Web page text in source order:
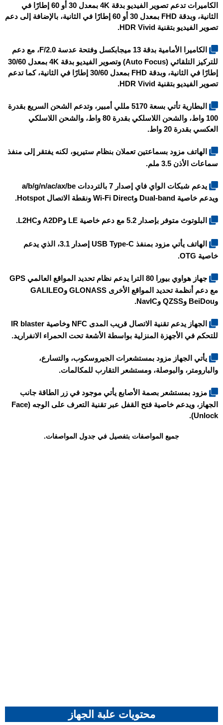
الكاميرات تدعم تصوير الفيديو بدقة 4K بمعدل 30 أو 60 إطارًا في
الثانية، وبدقة FHD بمعدل 30 أو 60 إطارًا في الثانية، بالإضافة إلى دعم
تصوير الفيديو بتقنية HDR Vivid.
الكاميرا الأمامية بدقة 13 ميجابكسل وفتحة عدسة F/2.0، مع دعم
للتركيز التلقائي (Auto Focus) وتصوير الفيديو بدقة 4K بمعدل 30/60
إطارًا في الثانية، وبدقة FHD بمعدل 30/60 إطارًا في الثانية، كما تدعم
تصوير الفيديو بتقنية HDR Vivid.
البطارية تأتي بسعة 5170 مللي أمبير، وتدعم الشحن السريع بقدرة
100 واط، والشحن اللاسلكي بقدرة 80 واط، والشحن اللاسلكي
العكسي بقدرة 20 واط.
الهاتف مزود بسماعتين تعملان بنظام ستيريو، لكنه يفتقر إلى منفذ
سماعات الأذن 3.5 ملم.
يدعم شبكات الواي فاي إصدار 7 بالترددات a/b/g/n/ac/ax/be
ويدعم خاصية Dual-band وWi-Fi Direct ونقطة الاتصال Hotspot.
البلوتوث متوفر بإصدار 5.2 مع دعم خاصية LE وA2DP وL2HC.
الهاتف يأتي مزود بمنفذ USB Type-C إصدار 3.1، الذي يدعم
خاصية OTG.
جهاز هواوي بيورا 80 الترا يدعم نظام تحديد المواقع العالمي GPS
مع دعم أنظمة تحديد المواقع الأخرى GLONASS وGALILEO
وBeiDou وQZSS وNavIC.
الجهاز يدعم تقنية الاتصال قريب المدى NFC وخاصية IR blaster
للتحكم في الأجهزة المنزلية بواسطة الأشعة تحت الحمراء الانفراريد.
يأتي الجهاز مزود بمستشعرات الجيروسكوب، والتسارع،
والبارومتر، والبوصلة، ومستشعر التقارب للمكالمات.
مزود بمستشعر بصمة الأصابع يأتي موجود في زر الطاقة جانب
الجهاز، ويدعم خاصية فتح القفل عبر تقنية التعرف على الوجه (Face
Unlock).
جميع المواصفات بتفصيل في جدول المواصفات.
محتويات علبة الجهاز